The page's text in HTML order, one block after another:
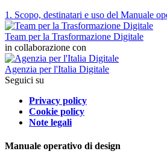
1. Scopo, destinatari e uso del Manuale
Team per la Trasformazione Digitale
in collaborazione con
Agenzia per l'Italia Digitale
Seguici su
Privacy policy
Cookie policy
Note legali
Manuale operativo di design